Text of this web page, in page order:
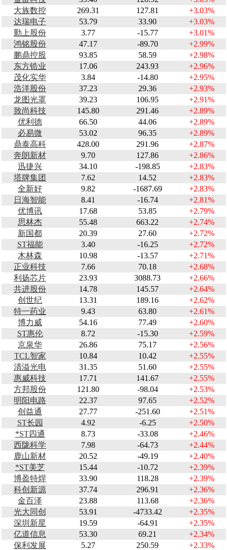
大族数控
269.31 127.81
+3.03%
达瑞电子
53.79 33.90
+3.03%
勤上股份
3.77 -15.77
+3.01%
鸿铭股份
47.17 -89.70
+2.99%
鹏鼎控股
93.85 58.59
+2.98%
东方锆业
17.06 243.93
+2.96%
茂化实华
3.84 -14.80
+2.95%
浩洋股份
37.23 29.36
+2.93%
龙图光罩
39.23 106.95
+2.91%
致尚科技
145.80 291.46
+2.89%
优利德
66.50 44.06
+2.89%
必易微
53.02 96.35
+2.89%
鼎泰高科
428.00 291.96
+2.87%
奔朗新材
9.70 127.86
+2.86%
迅捷兴
34.10 -198.85
+2.83%
塔牌集团
7.62 14.52
+2.83%
全新好
9.82 -1687.69
+2.83%
日海智能
8.41 -16.74
+2.81%
优博讯
17.68 53.85
+2.79%
思林杰
55.48 663.22
+2.74%
新国都
20.39 27.60
+2.72%
ST福能
3.40 -16.25
+2.72%
木林森
10.98 -13.57
+2.71%
正业科技
7.66 70.18
+2.68%
利扬芯片
23.93 3088.73
+2.66%
共进股份
14.78 145.57
+2.64%
创世纪
13.31 189.16
+2.62%
特一药业
9.43 63.80
+2.61%
博力威
54.16 77.49
+2.60%
ST惠伦
8.72 -15.30
+2.59%
京泉华
26.86 75.17
+2.56%
TCL智家
10.84 10.42
+2.55%
清溢光电
31.35 51.60
+2.55%
惠威科技
17.71 141.67
+2.55%
方邦股份
121.80 -98.04
+2.53%
明阳电路
22.37 97.65
+2.52%
创益通
27.77 -251.60
+2.51%
ST长园
4.92 -6.25
+2.50%
*ST四通
8.73 -33.08
+2.46%
西陇科学
7.98 -64.73
+2.44%
鹿山新材
20.52 -49.19
+2.40%
*ST美芝
15.44 -10.72
+2.39%
博盈特焊
33.90 118.28
+2.39%
科创新源
37.74 296.91
+2.36%
金百泽
23.88 113.68
+2.36%
光大同创
53.91 -4733.42
+2.35%
深圳新星
19.59 -64.91
+2.35%
亿道信息
53.30 69.21
+2.34%
保利发展
5.27 250.59
+2.33%